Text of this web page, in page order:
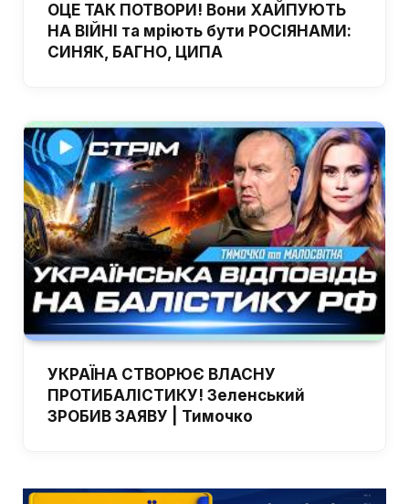
ОЦЕ ТАК ПОТВОРИ! Вони ХАЙПУЮТЬ
НА ВІЙНІ та мріють бути РОСІЯНАМИ:
СИНЯК, БАГНО, ЦИПА
УКРАЇНА СТВОРЮЄ ВЛАСНУ
ПРОТИБАЛІСТИКУ! Зеленський
ЗРОБИВ ЗАЯВУ | Тимочко